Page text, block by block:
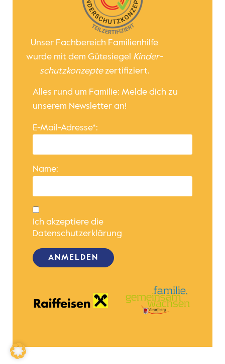
Unser Fachbereich Familienhilfe
wurde mit dem Gütesiegel Kinder­
schutz­konzeptezertifiziert.
Alles rund um Familie: Melde dich zu
unserem Newsletter an!
E-Mail-Adresse*:
Name:
Ich akzeptiere die
Datenschutzerklärung